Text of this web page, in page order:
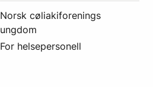
Norsk cøliakiforenings
ungdom
For helsepersonell